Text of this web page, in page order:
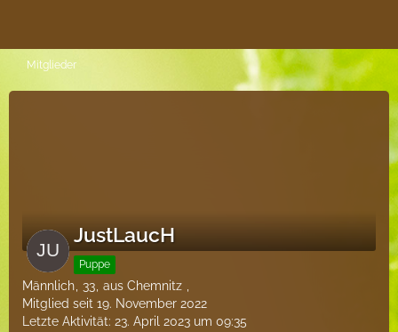
Mitglieder
JustLaucH
Puppe
Männlich 33 aus Chemnitz
Mitglied seit 19. November 2022
Letzte Aktivität: 23. April 2023 um 09:35